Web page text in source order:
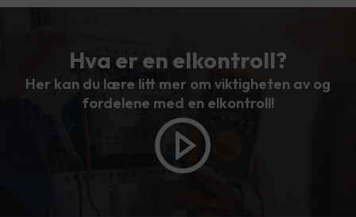
Hva er en elkontroll?
Her kan du lære litt mer om viktigheten av og
fordelene med en elkontroll!